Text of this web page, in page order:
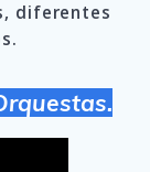
diferentes